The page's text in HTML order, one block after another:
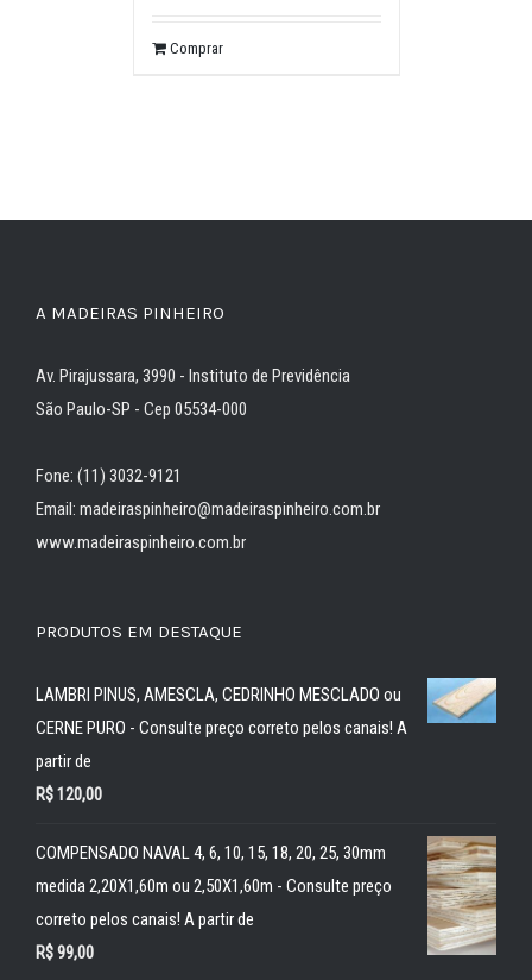
Comprar
A MADEIRAS PINHEIRO
Av. Pirajussara, 3990 - Instituto de Previdência
São Paulo-SP - Cep 05534-000
Fone: (11) 3032-9121
Email: madeiraspinheiro@madeiraspinheiro.com.br
www.madeiraspinheiro.com.br
PRODUTOS EM DESTAQUE
LAMBRI PINUS, AMESCLA, CEDRINHO MESCLADO ou
CERNE PURO - Consulte preço correto pelos canais! A
partir de
R$120,00
COMPENSADO NAVAL 4, 6, 10, 15, 18, 20, 25, 30mm
medida 2,20X1,60m ou 2,50X1,60m - Consulte preço
correto pelos canais! A partir de
R$99,00